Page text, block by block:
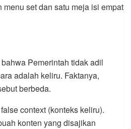
menu set dan satu meja isi empat
Pemerintah tidak adil
adalah keliru. Faktanya,
berbeda.
context (konteks keliru).
konten yang disajikan